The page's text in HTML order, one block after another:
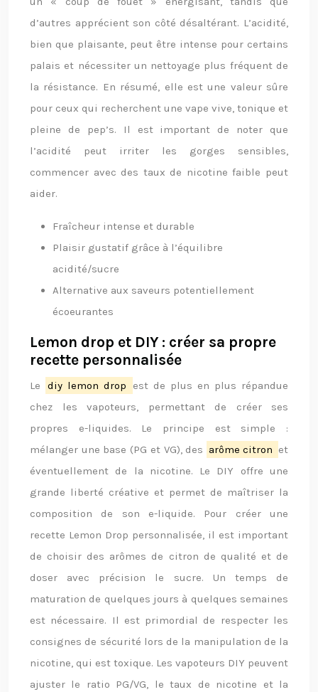
d’autres apprécient son côté désaltérant. L’acidité,
bien que plaisante, peut être intense pour certains
palais et nécessiter un nettoyage plus fréquent de
la résistance. En résumé, elle est une valeur sûre
pour ceux qui recherchent une vape vive, tonique et
pleine de pep’s. Il est important de noter que
l’acidité peut irriter les gorges sensibles,
commencer avec des taux de nicotine faible peut
aider.
Fraîcheur intense et durable
Plaisir gustatif grâce à l’équilibre
acidité/sucre
Alternative aux saveurs potentiellement
écoeurantes
Lemon drop et DIY : créer sa propre
recette personnalisée
Le diy lemon drop
est de plus en plus répandue
chez les vapoteurs, permettant de créer ses
propres e-liquides. Le principe est simple :
mélanger une base (PG et VG), des arôme citron et
éventuellement de la nicotine. Le DIY offre une
grande liberté créative et permet de maîtriser la
composition de son e-liquide. Pour créer une
recette Lemon Drop personnalisée, il est important
de choisir des arômes de citron de qualité et de
doser avec précision le sucre. Un temps de
maturation de quelques jours à quelques semaines
est nécessaire. Il est primordial de respecter les
consignes de sécurité lors de la manipulation de la
nicotine, qui est toxique. Les vapoteurs DIY peuvent
ajuster le ratio PG/VG, le taux de nicotine et la